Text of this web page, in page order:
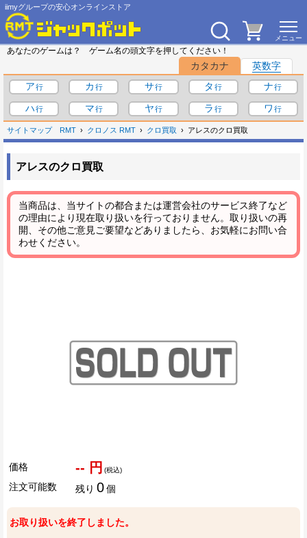
iimyグループの安心オンラインストア
あなたのゲームは？ ゲーム名の頭文字を押してください！
カタカナ
英数字
ア
カ サ タ
ナ
ハ
マ ヤ ラ ワ
サイトマップ RMT クロノス RMT クロ買取 アレスのクロ買取
アレスのクロ買取
当商品は、当サイトの都合または運営会社のサービス終了など
の理由により現在取り扱いを行っておりません。取り扱いの再
開、その他ご意見ご要望などありましたら、お気軽にお問い合
わせください。
価格 -- 円 (税込)
注文可能数 残り 0個
お取り扱いを終了しました。